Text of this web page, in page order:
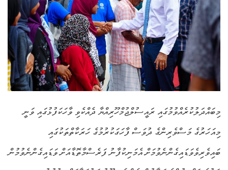
މިބައްދަލުކުރެއްވުމުގައި ރައީސުލްޖުމްހޫރިއްޔާ ދެއްކެވި ވާހަކަފުޅުގައި ވަނީ
މިއަހަރުގެ މަސްވެރިންގެ ދުވަސް ފާހަގަކުރުމުގެ ހަރަކާތްތަކުގައި
ބައިވެރިވެވަޑައިގެންނެވުމަށް އެމަނިކުފާނު ފަރެސްމާތޮޑާއަށް ވަޑައިގެންނެވުމުން